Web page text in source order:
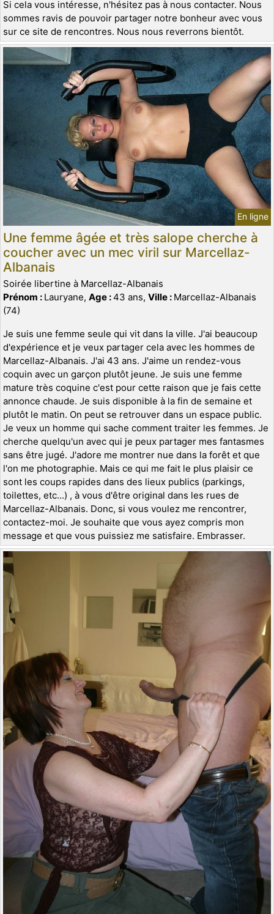
Si cela vous intéresse, n'hésitez pas à nous contacter. Nous
sommes ravis de pouvoir partager notre bonheur avec vous
sur ce site de rencontres. Nous nous reverrons bientôt.
En ligne
Une femme âgée et très salope cherche à
coucher avec un mec viril sur Marcellaz-
Albanais
Soirée libertine à Marcellaz-Albanais
Prénom : Lauryane, Age :43 ans, Ville : Marcellaz-Albanais
(74)
Je suis une femme seule qui vit dans la ville. J'ai beaucoup
d'expérience et je veux partager cela avec les hommes de
Marcellaz-Albanais. J'ai 43 ans. J'aime un rendez-vous
coquin avec un garçon plutôt jeune. Je suis une femme
mature très coquine c'est pour cette raison que je fais cette
annonce chaude. Je suis disponible à la fin de semaine et
plutôt le matin. On peut se retrouver dans un espace public.
Je veux un homme qui sache comment traiter les femmes. Je
cherche quelqu'un avec qui je peux partager mes fantasmes
sans être jugé. J'adore me montrer nue dans la forêt et que
l'on me photographie. Mais ce qui me fait le plus plaisir ce
sont les coups rapides dans des lieux publics (parkings,
toilettes, etc...) , à vous d'être original dans les rues de
Marcellaz-Albanais. Donc, si vous voulez me rencontrer,
contactez-moi. Je souhaite que vous ayez compris mon
message et que vous puissiez me satisfaire. Embrasser.